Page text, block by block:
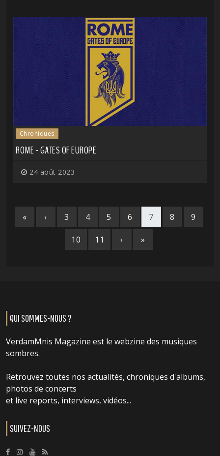
Chroniques
ROME - GATES OF EUROPE
24 août 2023
« ‹ 3 4 5 6 7 8 9
10 11 › »
QUI SOMMES-NOUS ?
VerdamMnis Magazine est le webzine des musiques
sombres.
Retrouvez toutes nos actualités, chroniques d'albums,
photos de concerts
et live reports, interviews, vidéos...
SUIVEZ-NOUS